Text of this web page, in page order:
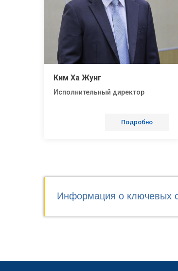
Ким Ха Жунг
Исполнительный директор
Подробно
Информация о ключевых